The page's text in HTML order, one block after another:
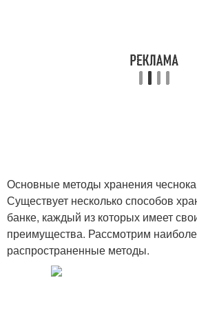
Основные методы хранения чеснока
Существует несколько способов
банке, каждый из которых имеет
преимущества. Рассмотрим
распространенные методы.